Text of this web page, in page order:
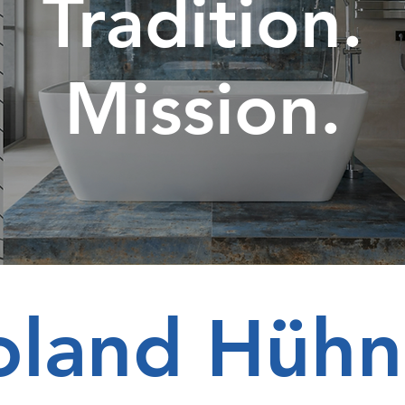
Tradition.
Mission.